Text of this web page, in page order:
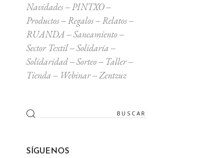
Navidades
PINTXO
Productos
Regalos
Relatos
RUANDA
Saneamiento
Sector Textil
Solidaria
Solidaridad
Sorteo
Taller
Tienda
Webinar Zentzuz
Search
for:
SÍGUENOS